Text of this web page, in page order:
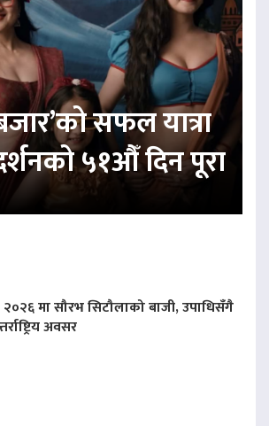
सफल यात्रा
५१औँ दिन पूरा
मा सौरभ सिटौलाको बाजी, उपाधिसँगै
अवसर